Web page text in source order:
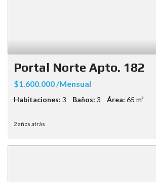
Portal Norte Apto. 182
$1.600.000 /Mensual
Habitaciones: 3 Baños: 3 Área: 65 m²
2 años atrás